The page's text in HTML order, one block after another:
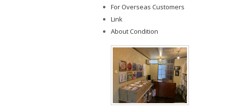
For Overseas Customers
Link
About Condition